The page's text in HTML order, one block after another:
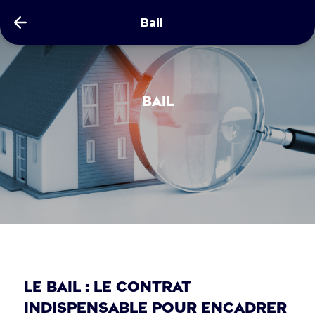
Bail
Bail
Le bail : le contrat
indispensable pour encadrer